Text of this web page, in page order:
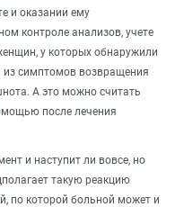
и оказании ему
контроле анализов, учете
у которых обнаружили
из симптомов возвращения
А это можно считать
после лечения
и наступит ли вовсе, но
такую реакцию
по которой больной может и